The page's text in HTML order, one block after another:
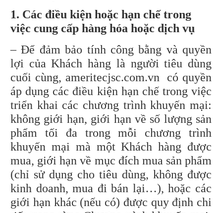
1. Các điều kiện hoặc hạn chế trong
việc cung cấp hàng hóa hoặc dịch vụ
– Để đảm bảo tính công bằng và quyền
lợi của Khách hàng là người tiêu dùng
cuối cùng, ameritecjsc.com.vn có quyền
áp dụng các điều kiện hạn chế trong việc
triển khai các chương trình khuyến mại:
không giới hạn, giới hạn về số lượng sản
phẩm tối đa trong mỗi chương trình
khuyến mại mà một Khách hàng được
mua, giới hạn về mục đích mua sản phẩm
(chỉ sử dụng cho tiêu dùng, không được
kinh doanh, mua đi bán lại…), hoặc các
giới hạn khác (nếu có) được quy định chi